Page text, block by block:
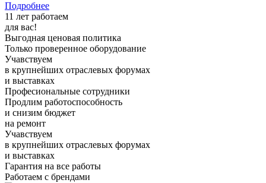
Подробнее
11 лет работаем
для вас!
Выгодная ценовая политика
Только проверенное оборудование
Учавствуем
в крупнейших отраслевых форумах
и выставках
Професиональные сотрудники
Продлим работоспособность
и снизим бюджет
на ремонт
Учавствуем
в крупнейших отраслевых форумах
и выставках
Гарантия на все работы
Работаем с брендами